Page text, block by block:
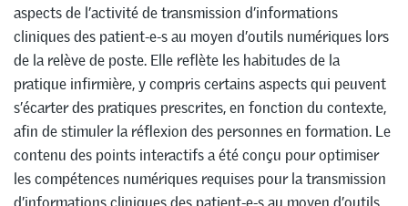
aspects de l’activité de transmission d’informations
cliniques des patient-e-s au moyen d’outils numériques lors
de la relève de poste. Elle reflète les habitudes de la
pratique infirmière, y compris certains aspects qui peuvent
s’écarter des pratiques prescrites, en fonction du contexte,
afin de stimuler la réflexion des personnes en formation. Le
contenu des points interactifs a été conçu pour optimiser
les compétences numériques requises pour la transmission